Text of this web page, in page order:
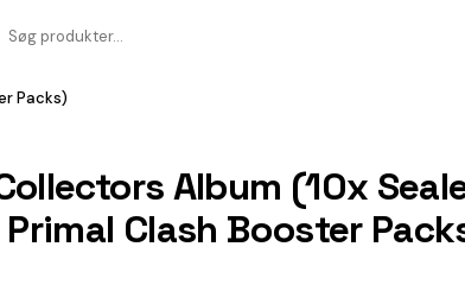
Packs)
Album (10x
Clash Booster